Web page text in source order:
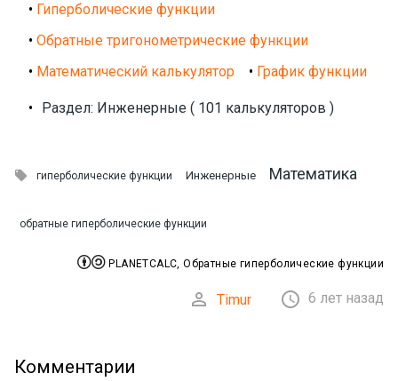
• Гиперболические функции
• Обратные тригонометрические функции
• Математический калькулятор • График функции
• Раздел: Инженерные ( 101 калькуляторов )
 гиперболические функции Инженерные Математика
обратные гиперболические функции
 PLANETCALC, Обратные гиперболические функции
 Timur  6 лет назад
Комментарии